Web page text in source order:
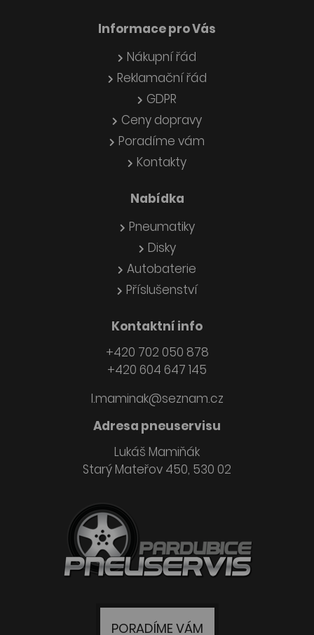
Informace pro Vás
Nákupní řád
Reklamační řád
GDPR
Ceny dopravy
Poradíme vám
Kontakty
Nabídka
Pneumatiky
Disky
Autobaterie
Příslušenství
Kontaktní info
+420 702 050 878
+420 604 647 145
l.maminak@seznam.cz
Adresa pneuservisu
Lukáš Mamiňák
Starý Mateřov 450, 530 02
PORADÍME VÁM